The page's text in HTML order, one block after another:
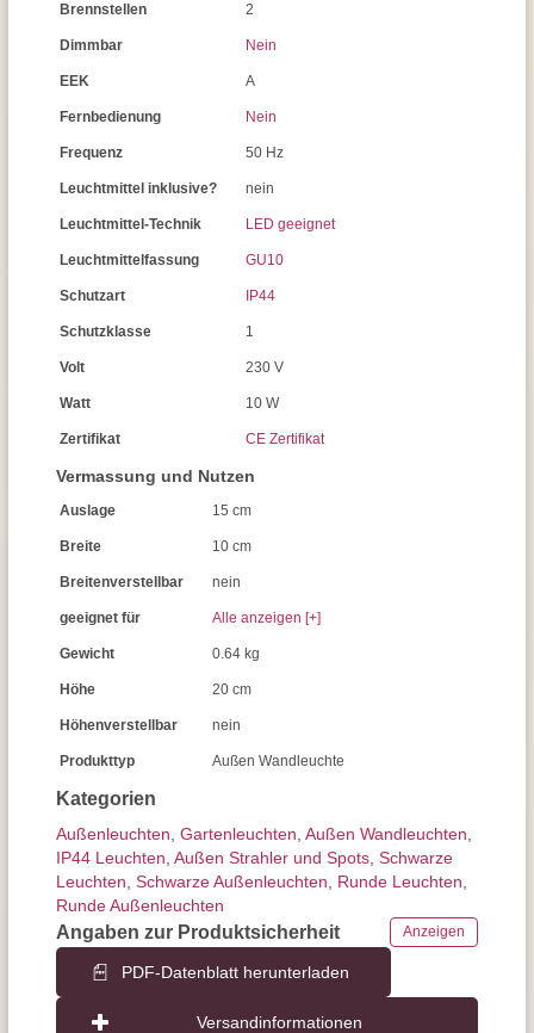
Kategorien
Außen­leuchten Gartenleuchten Außen Wandleuchten
IP44 Leuchten Außen Strahler und Spots Schwarze
Leuchten Schwarze Außenleuchten Runde Leuchten
Runde Außenleuchten
Angaben zur Produktsicherheit Anzeigen
PDF-Datenblatt herunterladen
Versandinformationen
Brennstellen 2
Dimmbar Nein
EEK A
Fernbedienung Nein
Frequenz 50 Hz
Leuchtmittel inklusive? nein
Leuchtmittel-Technik LED geeignet
Leuchtmittelfassung GU10
Schutzart IP44
Schutzklasse 1
Volt 230 V
Watt 10 W
Zertifikat CE Zertifikat
Vermassung und Nutzen
Auslage 15 cm
Breite 10 cm
Breitenverstellbar nein
geeignet für Alle anzeigen [+]
Gewicht 0.64 kg
Höhe 20 cm
Höhenverstellbar nein
Produkttyp Außen Wandleuchte